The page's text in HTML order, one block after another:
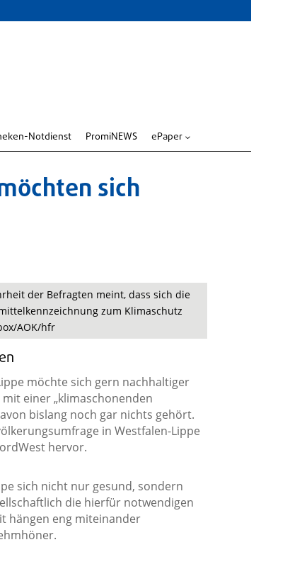
Notdienst PromiNEWS ePaper 3
sich
der Befragten meint, dass sich die
zum Klimaschutz
AOK/hfr
möchte sich gern nachhaltiger
einer „klimaschonenden
bislang noch gar nichts gehört.
in Westfalen-Lippe
hervor.
sich nicht nur gesund, sondern
die hierfür notwendigen
hängen eng miteinander